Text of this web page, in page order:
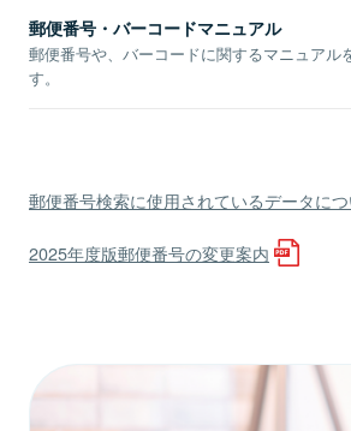
郵便番号・バーコードマニュアル
郵便番号や、バーコードに関するマニュアル
す。
郵便番号検索に使用されているデータに
2025年度版郵便番号の変更案内